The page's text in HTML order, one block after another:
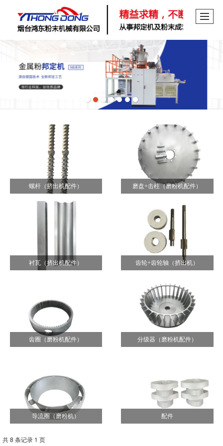
螺杆（挤出机配件） 磨盘+击柱（磨粉机配件）
衬瓦（挤出机配件） 齿轮+齿轮轴（挤出机）
齿圈（磨粉机配件） 分级器（磨粉机配件）
导流圈（磨粉机） 配件
共 8 条记录 1 页